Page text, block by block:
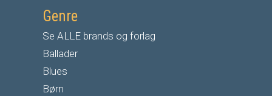
Genre
Se ALLE brands og forlag
Ballader
Blues
Børn